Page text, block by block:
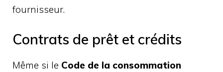
fournisseur.
Contrats de prêt et crédits
Même si le Code de la consommation